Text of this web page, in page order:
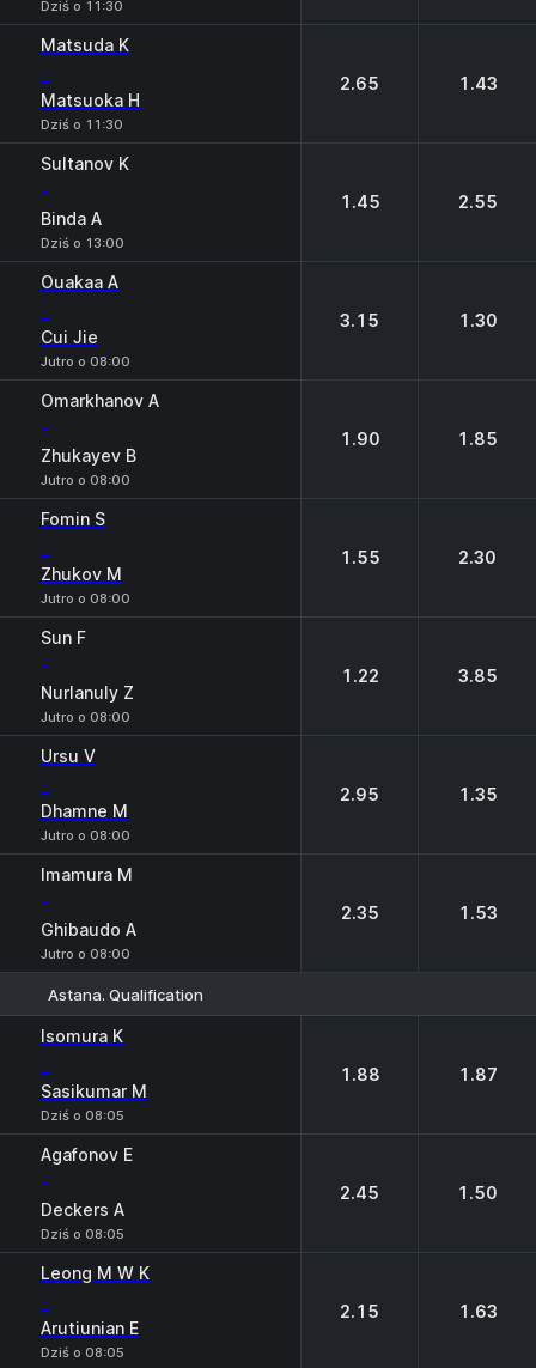
Dziś o 11:30
Matsuda K
-
Matsuoka H
Dziś o 11:30
2.65 1.43
Sultanov K
-
Binda A
Dziś o 13:00
1.45 2.55
Ouakaa A
-
Cui Jie
Jutro o 08:00
3.15 1.30
Omarkhanov A
-
Zhukayev B
Jutro o 08:00
1.90 1.85
Fomin S
-
Zhukov M
Jutro o 08:00
1.55 2.30
Sun F
-
Nurlanuly Z
Jutro o 08:00
1.22 3.85
Ursu V
-
Dhamne M
Jutro o 08:00
2.95 1.35
Imamura M
-
Ghibaudo A
Jutro o 08:00
2.35 1.53
Astana. Qualification
Isomura K
-
Sasikumar M
Dziś o 08:05
1.88 1.87
Agafonov E
-
Deckers A
Dziś o 08:05
2.45 1.50
Leong M W K
-
Arutiunian E
Dziś o 08:05
2.15 1.63